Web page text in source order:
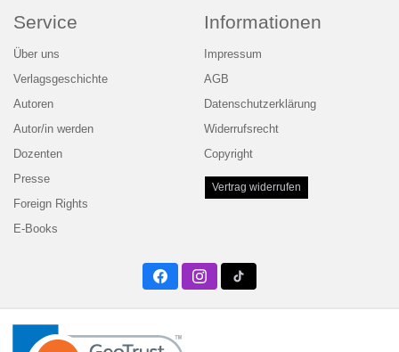
Service
Über uns
Verlagsgeschichte
Autoren
Autor/in werden
Dozenten
Presse
Foreign Rights
E-Books
Informationen
Impressum
AGB
Datenschutzerklärung
Widerrufsrecht
Copyright
Vertrag widerrufen
FacebookInstagramTwitter